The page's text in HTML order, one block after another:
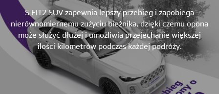
S FIT2 SUV zapewnia lepszy przebieg i zapobiega
nierównomiernemu zużyciu bieżnika, dzięki czemu opona
może służyć dłużej i umożliwia przejechanie większej
ilości kilometrów podczas każdej podróży.